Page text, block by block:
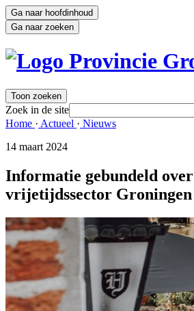
Ga naar hoofdinhoud
Ga naar zoeken
Toon zoeken
Zoek in de site
Home · Actueel · Nieuws
14 maart 2024
Informatie gebundeld over
vrijetijdssector Groningen